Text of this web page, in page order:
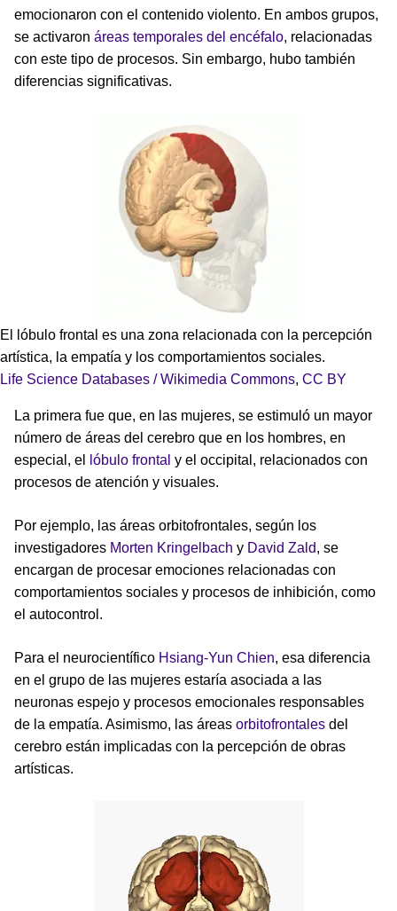
emocionaron con el contenido violento. En ambos grupos,
se activaron áreas temporales del encéfalo, relacionadas
con este tipo de procesos. Sin embargo, hubo también
diferencias significativas.
El lóbulo frontal es una zona relacionada con la percepción
artística, la empatía y los comportamientos sociales.
Life Science Databases / Wikimedia Commons, CC BY
La primera fue que, en las mujeres, se estimuló un mayor
número de áreas del cerebro que en los hombres, en
especial, el
lóbulo frontal y el occipital, relacionados con
procesos de atención y visuales.
Por ejemplo, las áreas orbitofrontales, según los
investigadores Morten Kringelbach y David Zald, se
encargan de procesar emociones relacionadas con
comportamientos sociales y procesos de inhibición, como
el autocontrol.
Para el neurocientífico Hsiang-Yun Chien, esa diferencia
en el grupo de las mujeres estaría asociada a las
neuronas espejo y procesos emocionales responsables
de la empatía. Asimismo, las áreas orbitofrontales del
cerebro están implicadas con la percepción de obras
artísticas.